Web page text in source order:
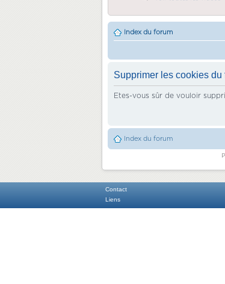
Index du forum
Supprimer les cookies du
Etes-vous sûr de vouloir
Index du forum
Contact
Liens